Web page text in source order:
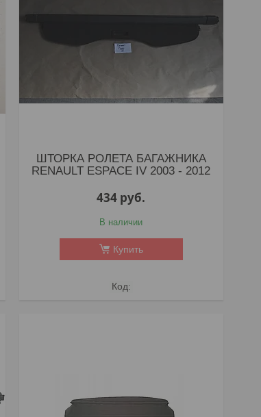
ШТОРКА РОЛЕТА БАГАЖНИКА
RENAULT ESPACE IV 2003 - 2012
434 руб.
В наличии
Купить